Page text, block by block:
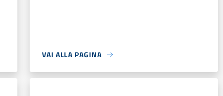
VAI ALLA PAGINA